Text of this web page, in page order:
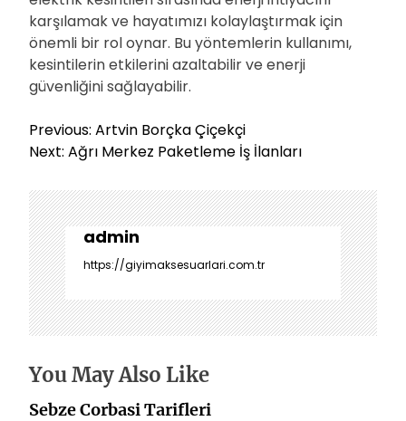
karşılamak ve hayatımızı kolaylaştırmak için
önemli bir rol oynar. Bu yöntemlerin kullanımı,
kesintilerin etkilerini azaltabilir ve enerji
güvenliğini sağlayabilir.
Y
a
ı
g
e
z
i
n
m
s
i
Previous: Artvin Borçka Çiçekçi
Next: Ağrı Merkez Paketleme İş İlanları
admin
https://giyimaksesuarlari.com.tr
You May Also Like
Sebze Corbasi Tarifleri